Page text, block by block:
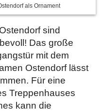
als Ornament
sind
Das große
mit dem
Ostendorf lässt
Für eine
Treppenhauses
kann die